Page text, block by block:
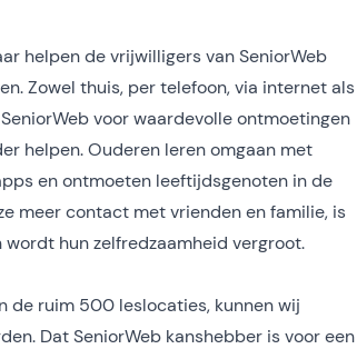
helpen de vrijwilligers van SeniorWeb
Zowel thuis, per telefoon, via internet als
voor waardevolle ontmoetingen
helpen. Ouderen leren omgaan met
en ontmoeten leeftijdsgenoten in de
meer contact met vrienden en familie, is
wordt hun zelfredzaamheid vergroot.
de ruim 500 leslocaties, kunnen wij
Dat SeniorWeb kanshebber is voor een